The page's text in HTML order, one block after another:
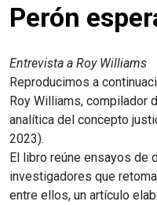
Perón
Entrevista a Roy Williams
Reproducimos a
Roy Williams, compilador
analítica del concepto
2023).
El libro reúne ensayos de
investigadores que
entre ellos, un artículo